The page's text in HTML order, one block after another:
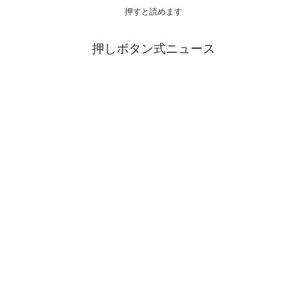
押すと読めます
押しボタン式ニュース